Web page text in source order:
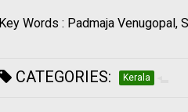
Key Words : Padmaja Venugopal,
CATEGORIES: Kerala